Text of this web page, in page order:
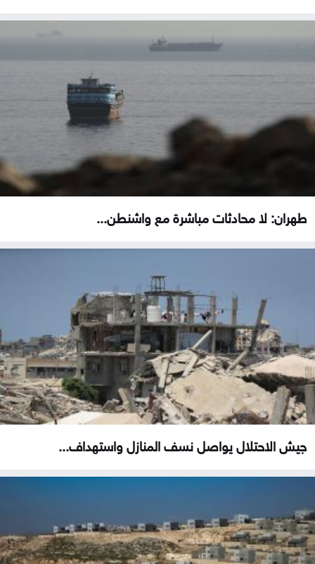
طهران: لا محادثات مباشرة مع واشنطن...
جيش الاحتلال يواصل نسف المنازل واستهداف...